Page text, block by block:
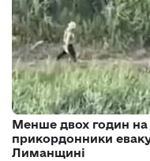
Менше двох годин на
прикордонники
Лиманщині